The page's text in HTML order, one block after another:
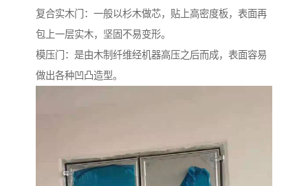
复合实木门：一般以杉木做芯，贴上高密度板，表面再
包上一层实木，坚固不易变形。
模压门：是由木制纤维经机器高压之后而成，表面容易
做出各种凹凸造型。